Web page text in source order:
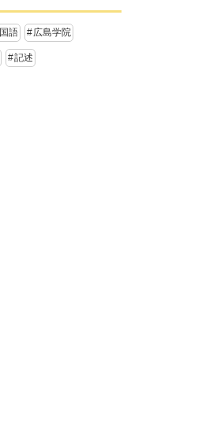
国語 広島学院
記述